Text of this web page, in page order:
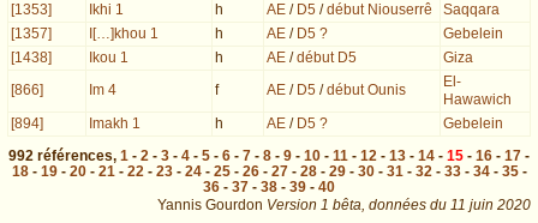
[1353]
Ikhi 1 h AE / D5 /début Niouserrê
Saqqara
[1357]
I[…]khou 1 h AE / D5 ?
Gebelein
[1438]
Ikou 1 h AE /début D5
Giza
[866]
Im 4 f AE / D5 /début Ounis
El-
Hawawich
[894]
Imakh 1 h AE / D5 ?
Gebelein
992 références, 1 - 2 - 3 - 4 - 5 - 6 - 7 - 8 - 9 - 10 - 11 - 12 - 13 - 14 - 15 - 16 - 17 -
18- 19- 20- 21 - 22 - 23- 24- 25- 26- 27- 28- 29- 30- 31 - 32 - 33- 34- 35-
36 - 37 - 38 - 39 - 40
Yannis Gourdon Version 1 bêta, données du 11 juin 2020